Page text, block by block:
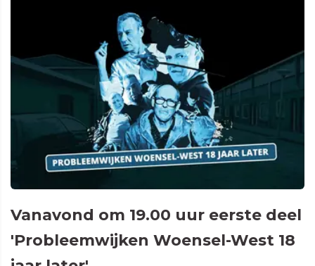
Vanavond om 19.00 uur eerste deel
'Probleemwijken Woensel-West 18